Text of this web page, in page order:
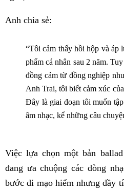
Anh chia sẻ:
“Tôi cảm thấy hồi hộp và áp
phẩm cá nhân sau 2 năm.
đồng cảm từ đồng nghiệp
Anh Trai, tôi biết cảm xúc
Đây là giai đoạn tôi muốn
âm nhạc, kể những câu
Việc lựa chọn một bản
đang ưa chuộng các dòng
bước đi mạo hiểm nhưng đầy